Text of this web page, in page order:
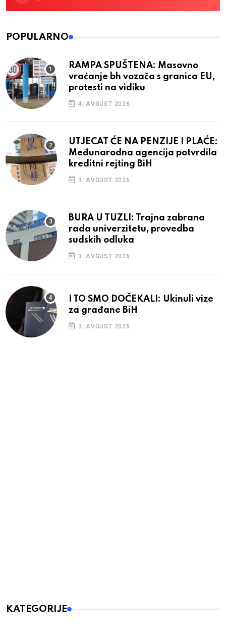
POPULARNO
RAMPA SPUŠTENA: Masovno
vraćanje bh vozača s granica EU,
protesti na vidiku
4. AVGUST 2026.
UTJECAT ĆE NA PENZIJE I PLAĆE:
Međunarodna agencija potvrdila
kreditni rejting BiH
3. AVGUST 2026.
BURA U TUZLI: Trajna zabrana
rada univerzitetu, provedba
sudskih odluka
3. AVGUST 2026.
I TO SMO DOČEKALI: Ukinuli vize
za građane BiH
3. AVGUST 2026.
KATEGORIJE